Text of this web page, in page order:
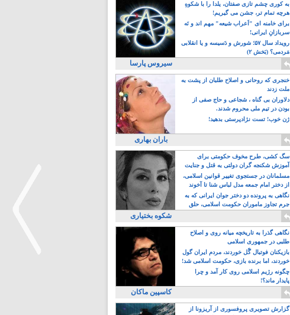
به کوری چشم تازی صفتان، یلدا را با شکوهِ
هرچه تمام تر، جشن می گیریم!
برای خامنه ای "اَعراب شیعه" مهم اند و نَه
سربازانِ ایرانی!
رویداد سال ۵۷؛ شورش و دَسیسه و یا انقلابی
مَردمی؟ (بَخش ۲)
سیروس پارسا
خنجری که روحانی و اصلاح طلبان از پشت به
ملت زدند
دلاوران بی گناه ، شجاعی و حاج صفی از
بودن در تیم ملی محروم شدند.
ژن خوب! تست نژادپرستی بدهید!
باران بهاری
سگ کشی، طرح مخوف حکومتی برای
آموزش شکنجه گران دولتی به قتل و جنایت
بیشتر
مسلمانان در جستجوی تغییر قوانین اسلامی،
از دختر امام جمعه مدل لباس شنا تا آخوند
مسلمان همجنسگرا!
نگاهی به پرونده دو دختر جوان ایرانی که به
جرم تجاوز ماموران حکومت اسلامی، حلق
آویز شدند!
شکوه بختیاری
نگاهی گذرا به تاریخچه میانه روی و اصلاح
طلبی در جمهوری اسلامی
بازیکنان فوتبال گًل خوردند، مردم ایران گول
خوردند، اما برنده بازی، حکومت اسلامی شد!
چگونه رژیم اسلامی روی کار آمد و چرا
پایدار ماند؟!
کاسپین ماکان
گزارش تصویری پروفسوری از آریزونا از